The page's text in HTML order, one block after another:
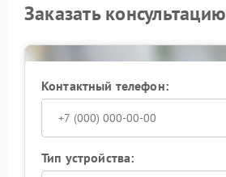
Заказать консультацию
Контактный телефон:
Тип устройства: